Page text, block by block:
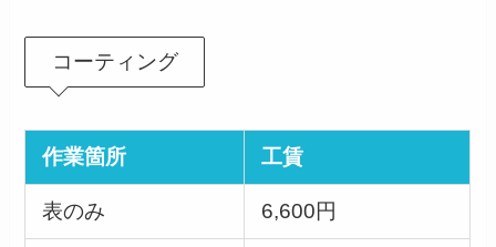
コーティング
作業箇所 工賃
表のみ 6,600円